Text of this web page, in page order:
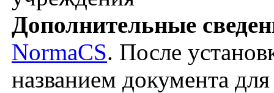
Дополнительные
NormaCS. После
названием документа